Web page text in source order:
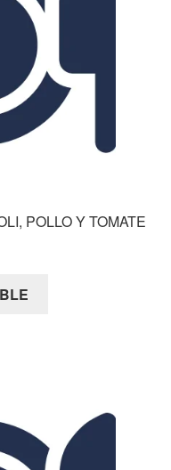
POLLO Y TOMATE